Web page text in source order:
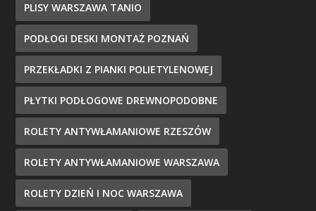
PLISY WARSZAWA TANIO
PODŁOGI DESKI MONTAŻ POZNAŃ
PRZEKŁADKI Z PIANKI POLIETYLENOWEJ
PŁYTKI PODŁOGOWE DREWNOPODOBNE
ROLETY ANTYWŁAMANIOWE RZESZÓW
ROLETY ANTYWŁAMANIOWE WARSZAWA
ROLETY DZIEŃ I NOC WARSZAWA